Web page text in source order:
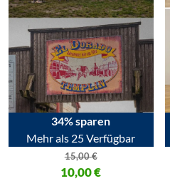
34% sparen
Mehr als 25 Verfügbar
15,00€
Ursprünglicher Preis war: 15,00 €
10,00€